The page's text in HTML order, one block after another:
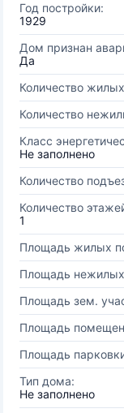
Год постройки:
1929
Дом признан
Да
Количество
Количество
Класс
Не заполнено
Количество
Количество
1
Площадь жилых
Площадь
Площадь зем.
Площадь
Площадь
Тип дома:
Не заполнено